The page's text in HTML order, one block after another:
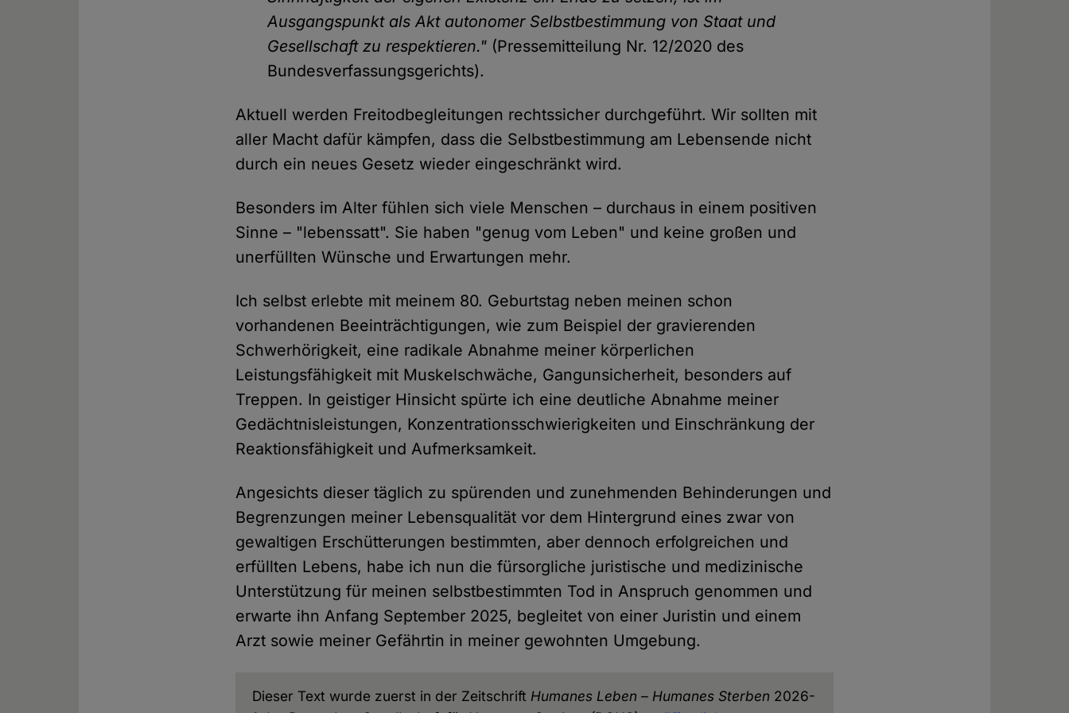
Ausgangspunkt als Akt autonomer Selbstbestimmung von Staat und
Gesellschaft zu respektieren." (Pressemitteilung Nr. 12/2020 des
Bundesverfassungsgerichts).
Aktuell werden Freitodbegleitungen rechtssicher durchgeführt. Wir sollten mit
aller Macht dafür kämpfen, dass die Selbstbestimmung am Lebensende nicht
durch ein neues Gesetz wieder eingeschränkt wird.
Besonders im Alter fühlen sich viele Menschen – durchaus in einem positiven
Sinne – "lebenssatt". Sie haben "genug vom Leben" und keine großen und
unerfüllten Wünsche und Erwartungen mehr.
Ich selbst erlebte mit meinem 80. Geburtstag neben meinen schon
vorhandenen Beeinträchtigungen, wie zum Beispiel der gravierenden
Schwerhörigkeit, eine radikale Abnahme meiner körperlichen
Leistungsfähigkeit mit Muskelschwäche, Gangunsicherheit, besonders auf
Treppen. In geistiger Hinsicht spürte ich eine deutliche Abnahme meiner
Gedächtnisleistungen, Konzentrationsschwierigkeiten und Einschränkung der
Reaktionsfähigkeit und Aufmerksamkeit.
Angesichts dieser täglich zu spürenden und zunehmenden Behinderungen und
Begrenzungen meiner Lebensqualität vor dem Hintergrund eines zwar von
gewaltigen Erschütterungen bestimmten, aber dennoch erfolgreichen und
erfüllten Lebens, habe ich nun die fürsorgliche juristische und medizinische
Unterstützung für meinen selbstbestimmten Tod in Anspruch genommen und
erwarte ihn Anfang September 2025, begleitet von einer Juristin und einem
Arzt sowie meiner Gefährtin in meiner gewohnten Umgebung.
Dieser Text wurde zuerst in der Zeitschrift Humanes Leben – Humanes Sterben 2026-